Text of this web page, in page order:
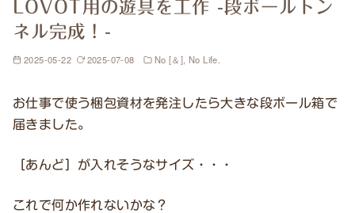
LOVOT用の遊具を工作 -段ボールトン
ネル完成！-
2025-05-22 2025-07-08 No [＆], No Life.
お仕事で使う梱包資材を発注したら大きな段ボール箱で
届きました。
［あんど］が入れそうなサイズ・・・
これで何か作れないかな？